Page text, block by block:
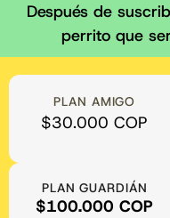
Después de
perrito que
PLAN AMIGO
$30.000 COP
PLAN GUARDIÁN
$100.000 COP
“Mes a mes entregan
donación donde me
sí va para la